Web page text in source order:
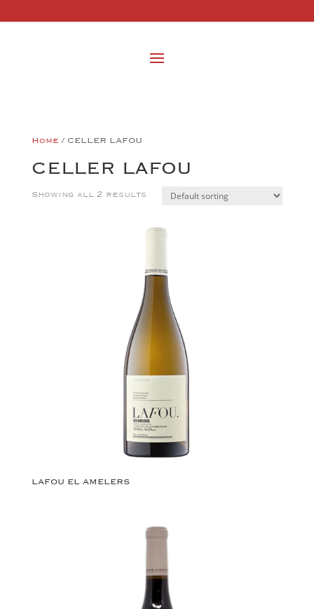
Home / CELLER LAFOU
CELLER LAFOU
Showing all 2 results
LAFOU EL AMELERS